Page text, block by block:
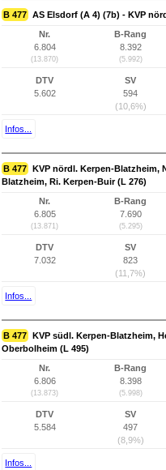
B 477 AS Elsdorf (A 4) (7b) - KVP
Nr.
6.804
(13.870)
B-Rang
8.392
(5.992)
DTV
5.602
SV
594
(10,6%)
Infos...
B 477 KVP nördl. Kerpen-Blatzheim,
Blatzheim, Ri. Kerpen-Buir (L 276)
Nr.
6.805
(13.871)
B-Rang
7.690
(5.295)
DTV
7.032
SV
823
(11,7%)
Infos...
B 477 KVP südl. Kerpen-Blatzheim,
Oberbolheim (L 495)
Nr.
6.806
(13.873)
B-Rang
8.398
(5.998)
DTV
5.584
SV
497
(8,9%)
Infos...